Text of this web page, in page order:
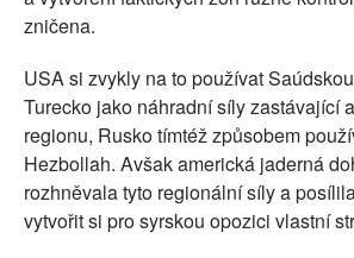
zničena.
USA si zvykly na to používat
Turecko jako náhradní síly zastávající
regionu, Rusko tímtéž způsobem
Hezbollah. Avšak americká jaderná
rozhněvala tyto regionální síly a
vytvořit si pro syrskou opozici vlastní